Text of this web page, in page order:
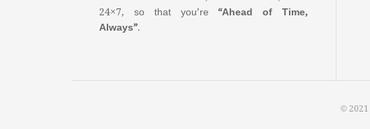
24×7, so that you’re“Ahead of Time,
Always”.
© 2021